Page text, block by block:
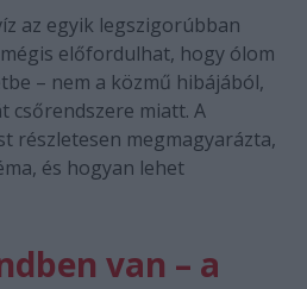
az egyik legszigorúbban
előfordulhat, hogy ólom
– nem a közmű hibájából,
csőrendszere miatt. A
részletesen megmagyarázta,
és hogyan lehet
van – a